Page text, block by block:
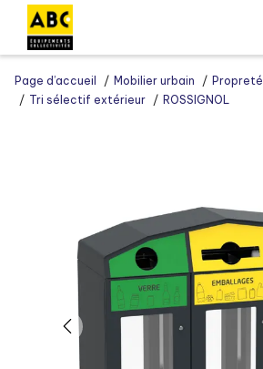
Page d’accueil Mobilier urbain
Propreté
Tri sélectif extérieur
ROSSIGNOL
Panneau de gestion des cookies